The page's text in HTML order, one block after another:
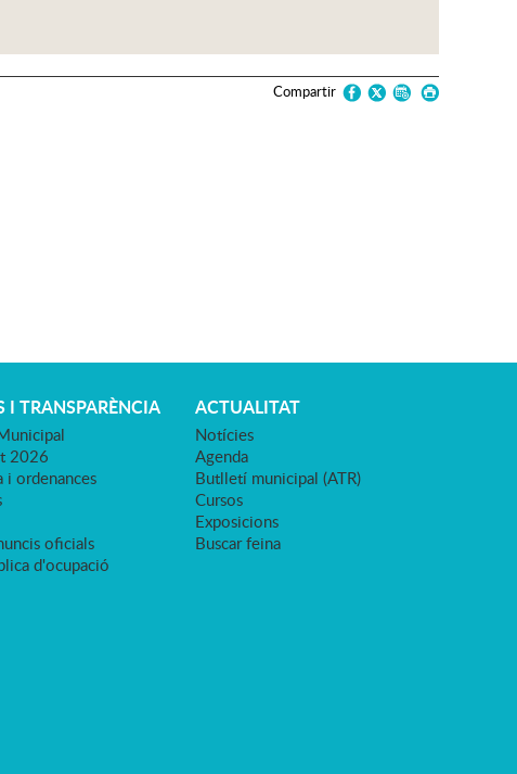
Compartir
I TRANSPARÈNCIA
2026
i ordenances
oficials
d'ocupació
ACTUALITAT
Notícies
Agenda
Butlletí municipal (ATR)
Cursos
Exposicions
Buscar feina